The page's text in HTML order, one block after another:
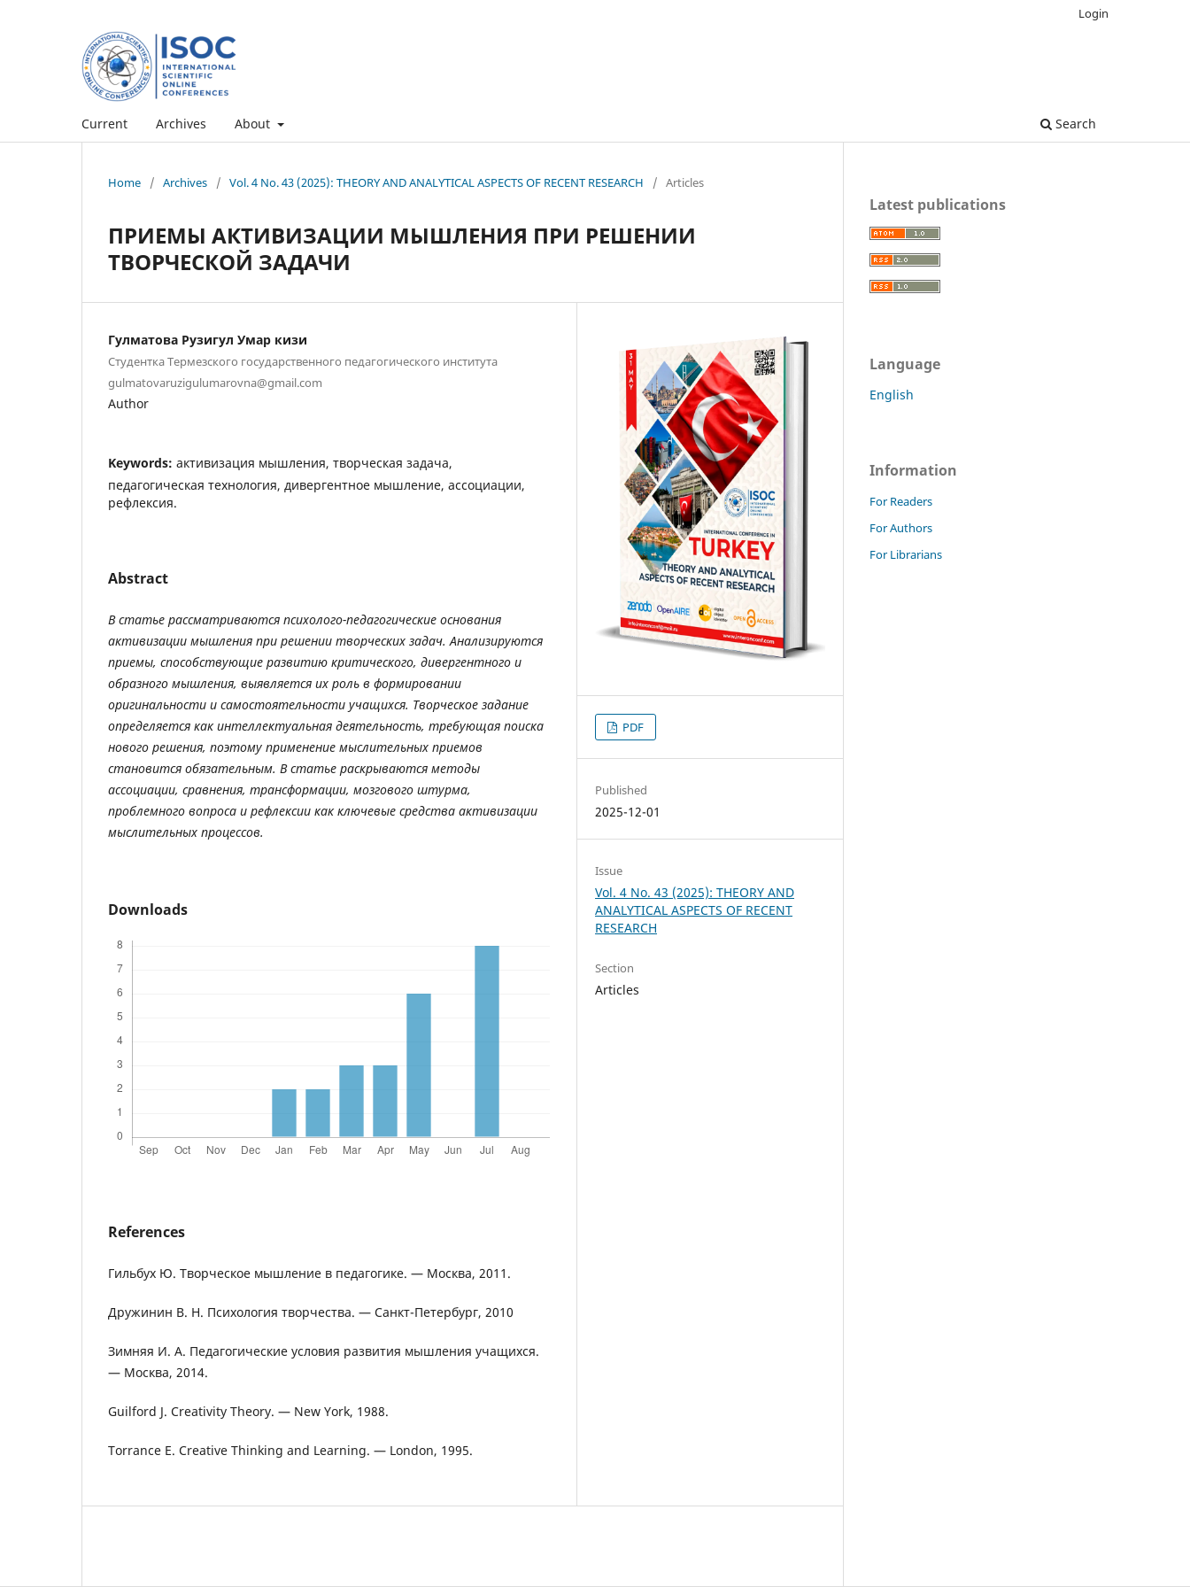
Current Archives About Search
Login
Home / Archives / Vol. 4 No. 43 (2025): THEORY AND ANALYTICAL ASPECTS OF RECENT RESEARCH / Articles
ПРИЕМЫ АКТИВИЗАЦИИ МЫШЛЕНИЯ ПРИ РЕШЕНИИ
ТВОРЧЕСКОЙ ЗАДАЧИ
Гулматова Рузигул Умар кизи
Студентка Термезского государственного педагогического института
gulmatovaruzigulumarovna@gmail.com
Author
Keywords: активизация мышления, творческая задача,
педагогическая технология, дивергентное мышление, ассоциации,
рефлексия.
Abstract
В статье рассматриваются психолого-педагогические основания
активизации мышления при решении творческих задач. Анализируются
приемы, способствующие развитию критического, дивергентного и
образного мышления, выявляется их роль в формировании
оригинальности и самостоятельности учащихся. Творческое задание
определяется как интеллектуальная деятельность, требующая поиска
нового решения, поэтому применение мыслительных приемов
становится обязательным. В статье раскрываются методы
ассоциации, сравнения, трансформации, мозгового штурма,
проблемного вопроса и рефлексии как ключевые средства активизации
мыслительных процессов.
Downloads
References
Гильбух Ю. Творческое мышление в педагогике. — Москва, 2011.
Дружинин В. Н. Психология творчества. — Санкт-Петербург, 2010
Зимняя И. А. Педагогические условия развития мышления учащихся.
— Москва, 2014.
Guilford J. Creativity Theory. — New York, 1988.
Torrance E. Creative Thinking and Learning. — London, 1995.
PDF
Published
2025-12-01
Issue
Vol. 4 No. 43 (2025): THEORY AND
ANALYTICAL ASPECTS OF RECENT
RESEARCH
Section
Articles
Latest publications
Language
English
Information
For Readers
For Authors
For Librarians